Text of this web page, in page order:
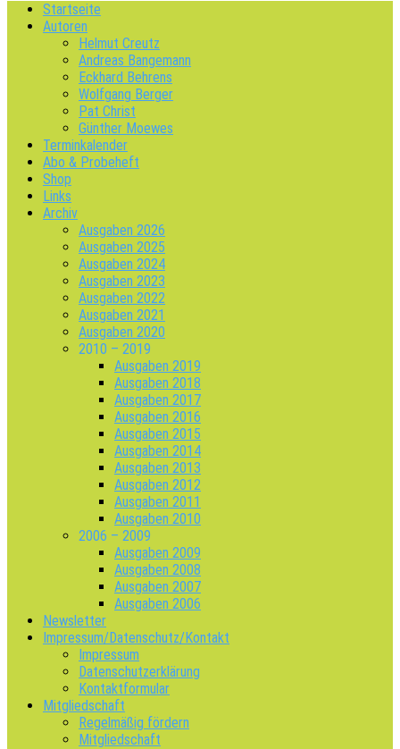
Startseite
Autoren
Helmut Creutz
Andreas Bangemann
Eckhard Behrens
Wolfgang Berger
Pat Christ
Günther Moewes
Terminkalender
Abo & Probeheft
Shop
Links
Archiv
Ausgaben 2026
Ausgaben 2025
Ausgaben 2024
Ausgaben 2023
Ausgaben 2022
Ausgaben 2021
Ausgaben 2020
2010 – 2019
Ausgaben 2019
Ausgaben 2018
Ausgaben 2017
Ausgaben 2016
Ausgaben 2015
Ausgaben 2014
Ausgaben 2013
Ausgaben 2012
Ausgaben 2011
Ausgaben 2010
2006 – 2009
Ausgaben 2009
Ausgaben 2008
Ausgaben 2007
Ausgaben 2006
Newsletter
Impressum/Datenschutz/Kontakt
Impressum
Datenschutzerklärung
Kontaktformular
Mitgliedschaft
Regelmäßig fördern
Mitgliedschaft